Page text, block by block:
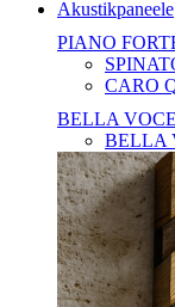
Akustikpaneele
PIANO
CARO
BELLA
BELLA